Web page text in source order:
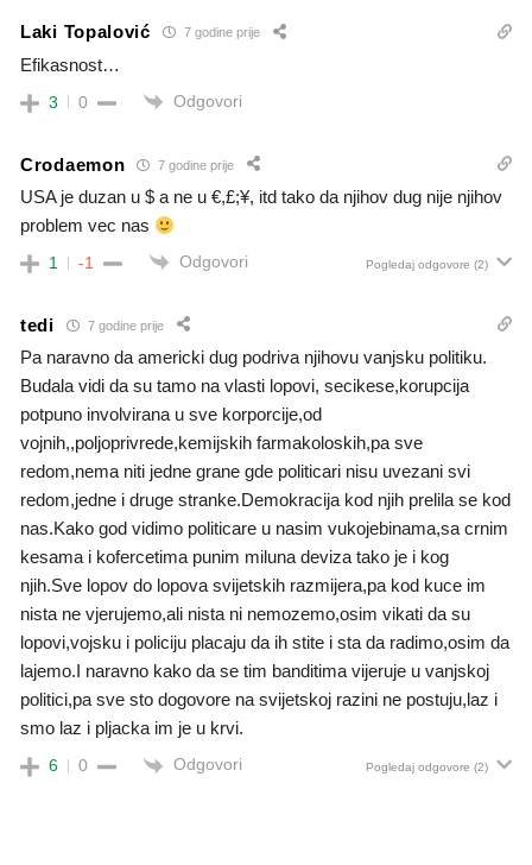
Laki Topalović 7 godine prije
Efikasnost…
3 0 Odgovori
Crodaemon 7 godine prije
USA je duzan u $ a ne u €,£;¥, itd tako da njihov dug nije njihov
problem vec nas
1 -1 Odgovori Pogledaj odgovore (2)
tedi 7 godine prije
Pa naravno da americki dug podriva njihovu vanjsku politiku.
Budala vidi da su tamo na vlasti lopovi, secikese,korupcija
potpuno involvirana u sve korporcije,od
vojnih,,poljoprivrede,kemijskih farmakoloskih,pa sve
redom,nema niti jedne grane gde politicari nisu uvezani svi
redom,jedne i druge stranke.Demokracija kod njih prelila se kod
nas.Kako god vidimo politicare u nasim vukojebinama,sa crnim
kesama i kofercetima punim miluna deviza tako je i kog
njih.Sve lopov do lopova svijetskih razmijera,pa kod kuce im
nista ne vjerujemo,ali nista ni nemozemo,osim vikati da su
lopovi,vojsku i policiju placaju da ih stite i sta da radimo,osim da
lajemo.I naravno kako da se tim banditima vijeruje u vanjskoj
politici,pa sve sto dogovore na svijetskoj razini ne postuju,laz i
smo laz i pljacka im je u krvi.
6 0 Odgovori Pogledaj odgovore (2)